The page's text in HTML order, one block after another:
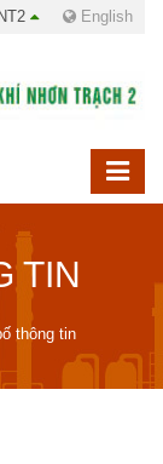
English
TIN
thông tin